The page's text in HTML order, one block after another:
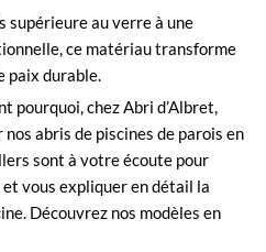
au verre à une
ce matériau transforme
paix durable.
pourquoi, chez Abri d’Albret,
nos abris de piscines de parois en
sont à votre écoute pour
vous expliquer en détail la
Découvrez nos modèles en